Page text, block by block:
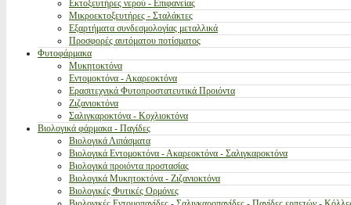
Εκτοξευτήρες νερού - Επιφανείας
Μικροεκτοξευτήρες - Σταλάκτες
Εξαρτήματα συνδεσμολογίας μεταλλικά
Προσφορές αυτόματου ποτίσματος
Φυτοφάρμακα
Μυκητοκτόνα
Εντομοκτόνα - Ακαρεοκτόνα
Ερασιτεχνικά Φυτοπροστατευτικά Προιόντα
Ζιζανιοκτόνα
Σαλιγκαροκτόνα - Κοχλιοκτόνα
Βιολογικά φάρμακα - Παγίδες
Βιολογικά Λιπάσματα
Βιολογικά Εντομοκτόνα - Ακαρεοκτόνα - Σαλιγκαροκτόνα
Βιολογικά προιόντα προστασίας
Βιολογικά Μυκητοκτόνα - Ζιζανιοκτόνα
Βιολογικές Φυτικές Ορμόνες